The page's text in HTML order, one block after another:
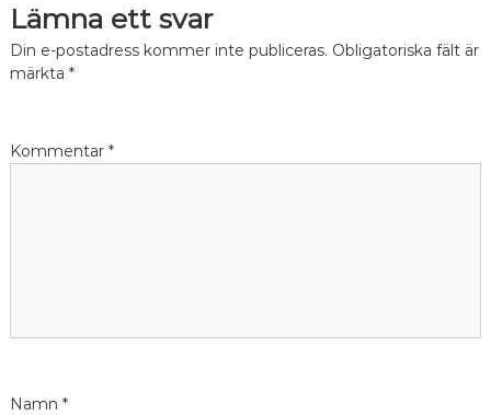
Lämna ett svar
Din e-postadress kommer inte publiceras. Obligatoriska fält är
märkta *
Kommentar *
Namn *